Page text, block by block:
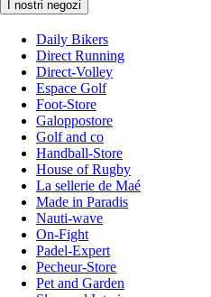
I nostri negozi
Daily Bikers
Direct Running
Direct-Volley
Espace Golf
Foot-Store
Galoppostore
Golf and co
Handball-Store
House of Rugby
La sellerie de Maé
Made in Paradis
Nauti-wave
On-Fight
Padel-Expert
Pecheur-Store
Pet and Garden